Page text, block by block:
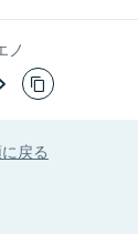
ノ
戻る